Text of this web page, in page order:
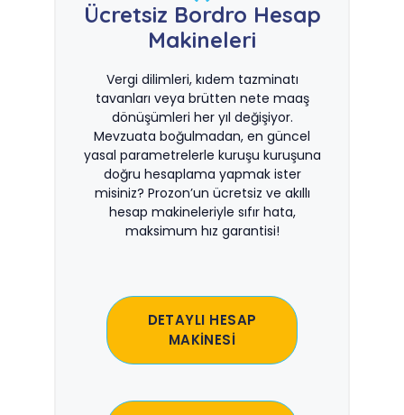
Ücretsiz Bordro Hesap
Makineleri
Vergi dilimleri, kıdem tazminatı
tavanları veya brütten nete maaş
dönüşümleri her yıl değişiyor.
Mevzuata boğulmadan, en güncel
yasal parametrelerle kuruşu kuruşuna
doğru hesaplama yapmak ister
misiniz? Prozon’un ücretsiz ve akıllı
hesap makineleriyle sıfır hata,
maksimum hız garantisi!
DETAYLI HESAP
MAKİNESİ